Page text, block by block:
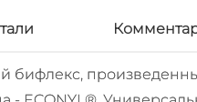
бифлекс,